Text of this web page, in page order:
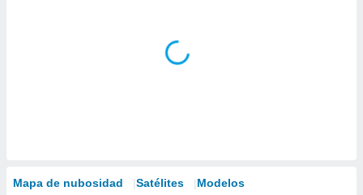
Mapa de nubosidad Satélites Modelos